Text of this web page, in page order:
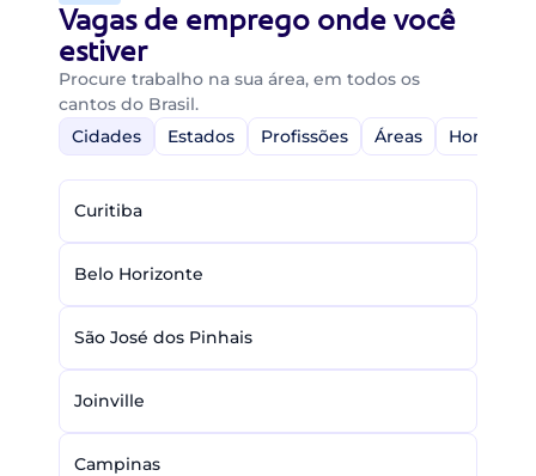
Vagas de emprego onde você
estiver
Procure trabalho na sua área, em todos os
cantos do Brasil.
Cidades
Estados Profissões Áreas Home-
Curitiba
Belo Horizonte
São José dos Pinhais
Joinville
Campinas